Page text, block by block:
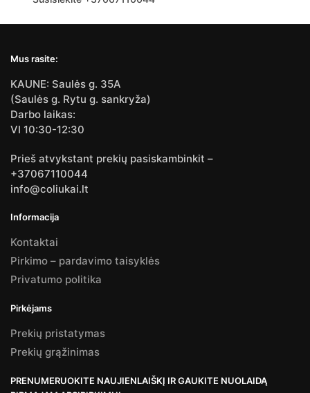
Mus rasite:
KAUNE: Saulės g. 35A
(Saulės g. Rytu g. sankryža)
Darbo laikas:
VI 10:30-12:30
Prieš atvykstant prekių pasiskambinkit –
+37067110044
info@coliukai.lt
Informacija
Kontaktai
Pirkimo – pardavimo taisyklės
Privatumo politika
Pirkėjams
Prekių pristatymas
Prekių grąžinimas
PRENUMERUOKITE NAUJIENLAIŠKĮ IR GAUKITE NUOLAIDĄ